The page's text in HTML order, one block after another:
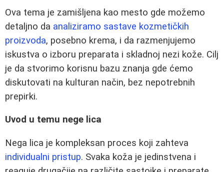
Ova tema je zamišljena kao mesto gde možemo
detaljno da analiziramo sastave kozmetičkih
proizvoda, posebno krema, i da razmenjujemo
iskustva o izboru preparata i skladnoj nezi kože. Cilj
je da stvorimo korisnu bazu znanja gde ćemo
diskutovati na kulturan način, bez nepotrebnih
prepirki.
Uvod u temu nege lica
Nega lica je kompleksan proces koji zahteva
individualni pristup. Svaka koža je jedinstvena i